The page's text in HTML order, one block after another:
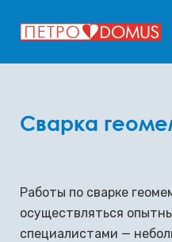
Сварка
Работы по сварке
осуществляться
специалистами —